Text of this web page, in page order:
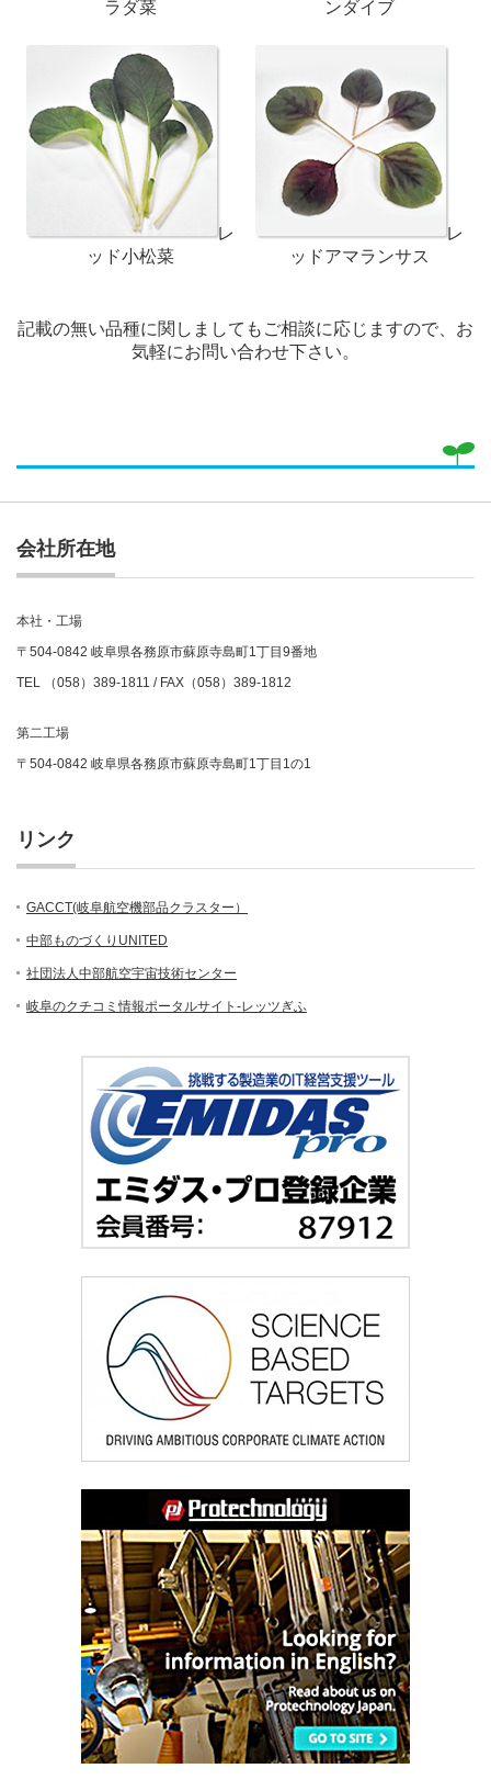
ラダ菜
ンダイブ
レ
ッド小松菜
レ
ッドアマランサス
記載の無い品種に関しましてもご相談に応じますので、お
気軽にお問い合わせ下さい。
会社所在地
本社・工場
〒504-0842 岐阜県各務原市蘇原寺島町1丁目9番地
TEL （058）389-1811 / FAX（058）389-1812
第二工場
〒504-0842 岐阜県各務原市蘇原寺島町1丁目1の1
リンク
GACCT(岐阜航空機部品クラスター）
中部ものづくりUNITED
社団法人中部航空宇宙技術センター
岐阜のクチコミ情報ポータルサイト-レッツぎふ